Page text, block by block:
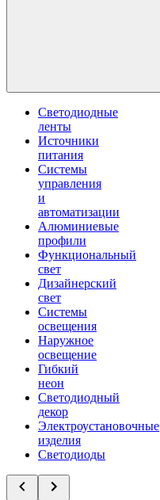
Светодиодные
ленты
Источники
питания
Системы
управления
и
автоматизации
Алюминиевые
профили
Функциональный
свет
Дизайнерский
свет
Системы
освещения
Наружное
освещение
Гибкий
неон
Светодиодный
декор
Электроустановочные
изделия
Светодиоды